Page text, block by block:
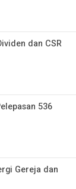
dan CSR
536
Gereja dan